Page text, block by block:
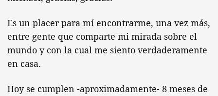
Es un placer para mí encontrarme, una vez más,
entre gente que comparte mi mirada sobre el
mundo y con la cual me siento verdaderamente
en casa.
Hoy se cumplen -aproximadamente- 8 meses de